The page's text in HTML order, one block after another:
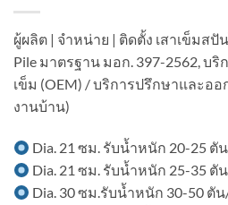
พื้นที่
อาคาร
ใน
งาน
เติม
บ้าน
Spun
Micropile
อะไร
บ้าง?
ผู้ผลิต | จำหน่าย | ติดตั้ง เสาเข็มสปั
Pile มาตรฐาน มอก. 397-2562, บ
เข็ม (OEM) / บริการปรึกษาและอ
งานบ้าน)
Dia. 21 ซม. รับน้ำหนัก 20-25 ตั
Dia. 21 ซม. รับน้ำหนัก 25-35 ตั
Dia. 30 ซม.รับน้ำหนัก 30-50 ตั